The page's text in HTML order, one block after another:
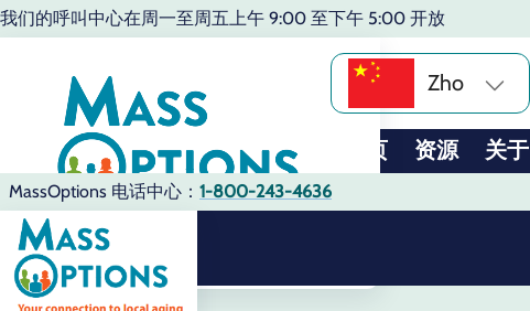
我们的呼叫中心在周一至周五上午 9:00 至下午 5:00 开放
Zho
主页 资源 关于
MassOptions 电话中心： 1-800-243-4636